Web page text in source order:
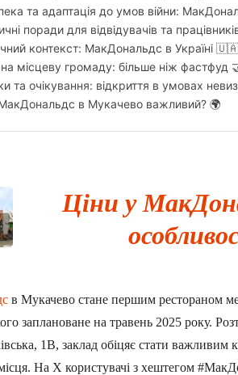
та адаптація до умов війни:
поради для відвідувачів та
контекст: МакДональдс в Україні 🇺🇦
місцеву громаду: більше ніж фастфуд
та очікування: відкриття в умовах
в Мукачево важливий? 🌍
Ціни у
в Мукачево стане першим рестораном
заплановане на травень 2025 року.
1В, заклад обіцяє стати важливим
На X користувачі з хештегом